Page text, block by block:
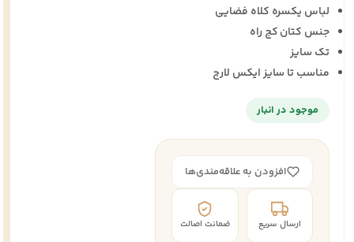
لباس یکسره کلاه فضایی
جنس کتان کج راه
تک سایز
مناسب تا سایز ایکس لارج
موجود در انبار
افزودن به علاقه‌مندی‌ها
ارسال سریع ضمانت اصالت